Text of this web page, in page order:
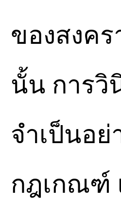
ของสงค
นั้น การวิ
จำเป็นอ
กฎเกณฑ์